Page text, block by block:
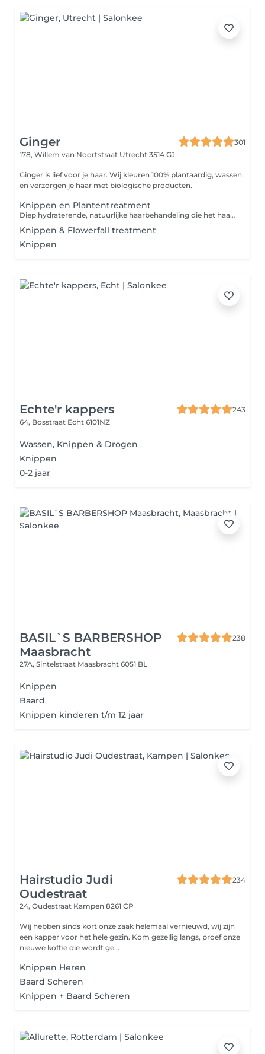
Ginger
301
178, Willem van Noortstraat Utrecht 3514 GJ
Ginger is lief voor je haar. Wij kleuren 100% plantaardig, wassen
en verzorgen je haar met biologische producten.
Knippen en Plantentreatment
Diep hydraterende, natuurlijke haarbehandeling die het haar versterkt, voedt en een gezonde glans geeft. Rijk aan antioxidanten en geschikt voor alle haartypes.
Knippen & Flowerfall treatment
Knippen
Echte'r kappers
243
64, Bosstraat Echt 6101NZ
Wassen, Knippen & Drogen
Knippen
0-2 jaar
BASIL`S BARBERSHOP
Maasbracht
238
27A, Sintelstraat Maasbracht 6051 BL
Knippen
Baard
Knippen kinderen t/m 12 jaar
Hairstudio Judi
Oudestraat
234
24, Oudestraat Kampen 8261 CP
Wij hebben sinds kort onze zaak helemaal vernieuwd, wij zijn
een kapper voor het hele gezin. Kom gezellig langs, proef onze
nieuwe koffie die wordt ge...
Knippen Heren
Baard Scheren
Knippen + Baard Scheren